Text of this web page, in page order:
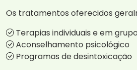
Os tratamentos oferecidos
Terapias individuais e em grupo
Aconselhamento psicológico
Programas de desintoxicação